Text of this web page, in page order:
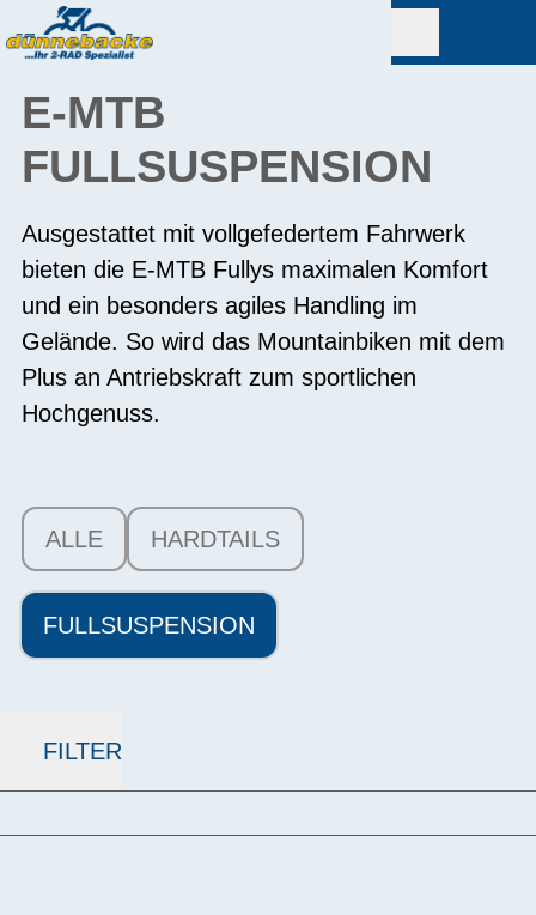
E-MTB
FULLSUSPENSION
Ausgestattet mit vollgefedertem Fahrwerk
bieten die E-MTB Fullys maximalen Komfort
und ein besonders agiles Handling im
Gelände. So wird das Mountainbiken mit dem
Plus an Antriebskraft zum sportlichen
Hochgenuss.
ALLE HARDTAILS
FULLSUSPENSION
FILTER